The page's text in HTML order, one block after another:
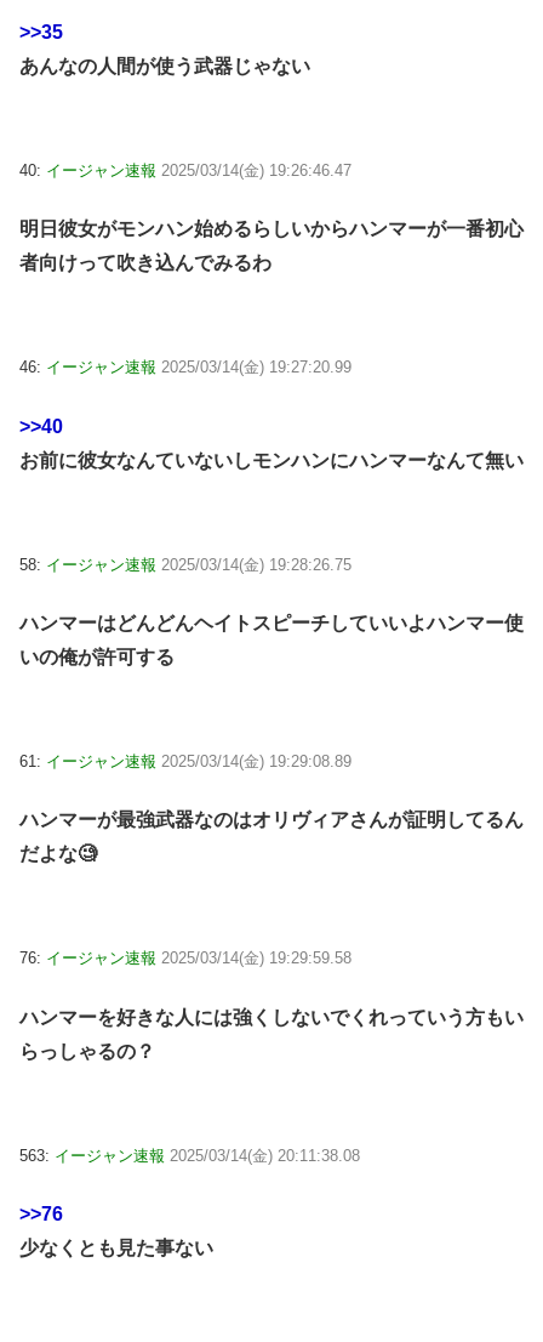
>>35
あんなの人間が使う武器じゃない
40: イージャン速報 2025/03/14(金) 19:26:46.47
明日彼女がモンハン始めるらしいからハンマーが一番初心
者向けって吹き込んでみるわ
46: イージャン速報 2025/03/14(金) 19:27:20.99
>>40
お前に彼女なんていないしモンハンにハンマーなんて無い
58: イージャン速報 2025/03/14(金) 19:28:26.75
ハンマーはどんどんヘイトスピーチしていいよハンマー使
いの俺が許可する
61: イージャン速報 2025/03/14(金) 19:29:08.89
ハンマーが最強武器なのはオリヴィアさんが証明してるん
だよな🧐
76: イージャン速報 2025/03/14(金) 19:29:59.58
ハンマーを好きな人には強くしないでくれっていう方もい
らっしゃるの？
563: イージャン速報 2025/03/14(金) 20:11:38.08
>>76
少なくとも見た事ない